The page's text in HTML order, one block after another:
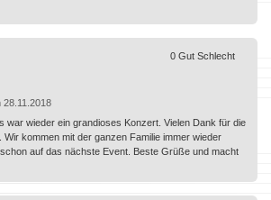
28.11.2018
war wieder ein grandioses Konzert. Vielen Dank für die
Wir kommen mit der ganzen Familie immer wieder
auf das nächste Event. Beste Grüße und macht
0 Gut Schlecht